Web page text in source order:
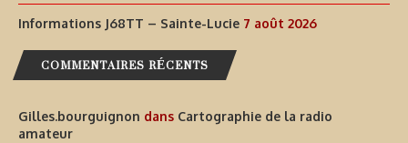
Informations J68TT – Sainte-Lucie 7 août 2026
COMMENTAIRES RÉCENTS
Gilles.bourguignon dans Cartographie de la radio
amateur